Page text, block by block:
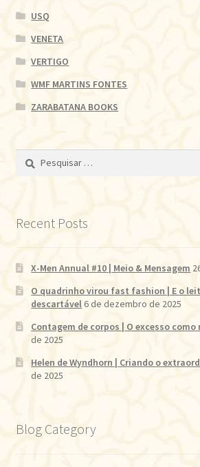
USQ
VENETA
VERTIGO
WMF MARTINS FONTES
ZARABATANA BOOKS
Recent Posts
X-Men Annual #10 | Meio & Mensagem
O quadrinho virou fast fashion | E o
descartável 6 de dezembro de 2025
Contagem de corpos | O excesso
de 2025
Helen de Wyndhorn | Criando o
de 2025
Blog Category